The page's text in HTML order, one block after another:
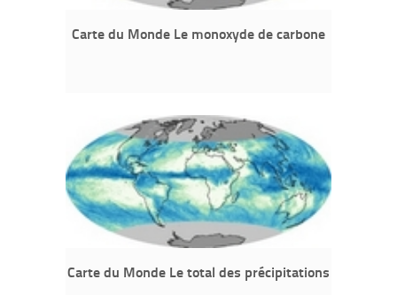
Carte du Monde Le monoxyde de carbone
Carte du Monde Le total des précipitations